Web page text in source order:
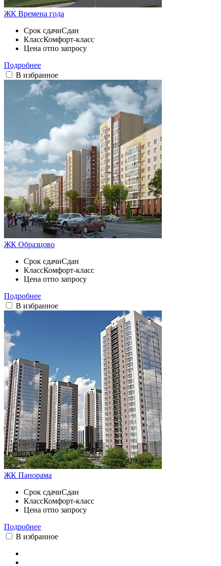
ЖК Времена года
Срок сдачиСдан
КлассКомфорт-класс
Цена отпо запросу
Подробнее
В избранное
ЖК Образцово
Срок сдачиСдан
КлассКомфорт-класс
Цена отпо запросу
Подробнее
В избранное
ЖК Панорама
Срок сдачиСдан
КлассКомфорт-класс
Цена отпо запросу
Подробнее
В избранное